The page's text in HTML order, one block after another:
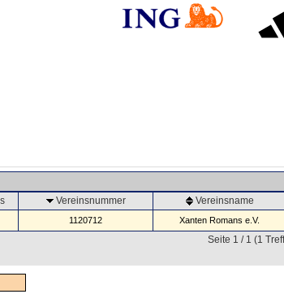
Vereinsnummer Vereinsname
1120712 Xanten Romans e.V.
Seite 1 / 1 (1